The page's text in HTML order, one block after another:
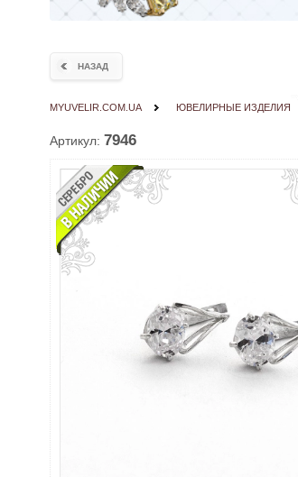
НАЗАД
MYUVELIR.COM.UA ЮВЕЛИРНЫЕ ИЗДЕЛИЯ
Артикул: 7946